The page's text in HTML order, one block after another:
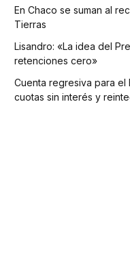
En Chaco se suman al
Tierras
Lisandro: «La idea del
retenciones cero»
Cuenta regresiva para el
cuotas sin interés y